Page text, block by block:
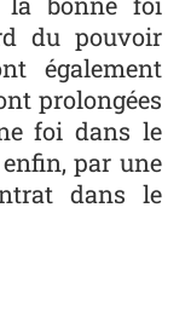
du pouvoir
également
prolongées
foi dans le
par une
dans le